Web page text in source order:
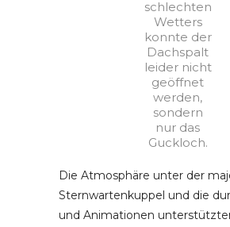
schlechten
Wetters
konnte der
Dachspalt
leider nicht
geöffnet
werden,
sondern
nur das
Guckloch.
Die Atmosphäre unter der
Sternwartenkuppel und die
und Animationen